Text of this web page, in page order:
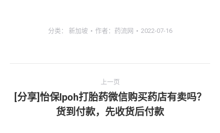
分类： 新加坡 作者： 药流网 2022-07-16
章
上一页
上
一
[分享]怡保lpoh打胎药微信购买药店有卖吗？
货到付款，先收货后付款